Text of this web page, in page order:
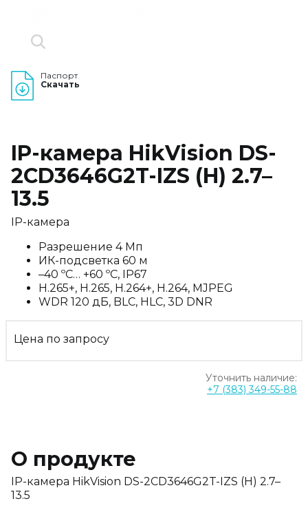
Паспорт
Скачать
IP-камера HikVision DS-
2CD3646G2T-IZS (H) 2.7–
13.5
IP-камера
Разрешение 4 Мп
ИК-подсветка 60 м
–40 ºC… +60 ºC, IP67
H.265+, H.265, H.264+, H.264, MJPEG
WDR 120 дБ, BLC, HLC, 3D DNR
Цена по запросу
Уточнить наличие:
+7 (383) 349-55-88
О продукте
IP-камера HikVision DS-2CD3646G2T-IZS (H) 2.7–
13.5